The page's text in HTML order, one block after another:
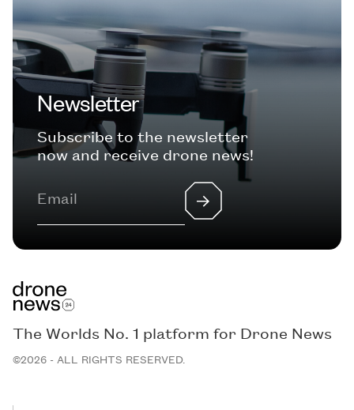
Newsletter
Subscribe to the newsletter
now and receive drone news!
The Worlds No. 1 platform for Drone News
©2026 - ALL RIGHTS RESERVED.